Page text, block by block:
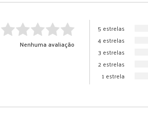
Nenhuma avaliação
5 estrelas
4 estrelas
3 estrelas
2 estrelas
1 estrela